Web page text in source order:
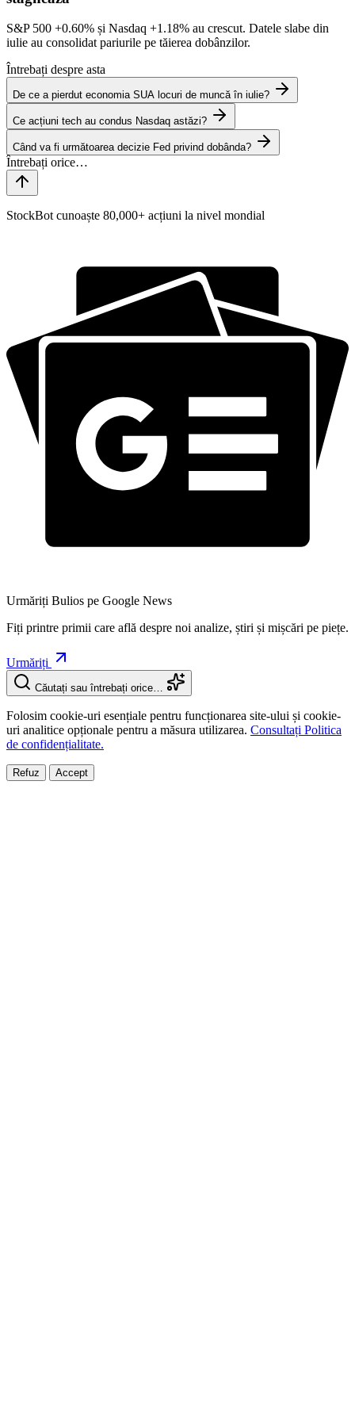
S&P 500 +0.60% și Nasdaq +1.18% au crescut. Datele slabe din
iulie au consolidat pariurile pe tăierea dobânzilor.
Întrebați despre asta
De ce a pierdut economia SUA locuri de muncă în iulie?
Ce acțiuni tech au condus Nasdaq astăzi?
Când va fi următoarea decizie Fed privind dobânda?
StockBot cunoaște 80,000+ acțiuni la nivel mondial
Urmăriți Bulios pe Google News
Fiți printre primii care află despre noi analize, știri și mișcări pe piețe.
Urmăriți
Căutați sau întrebați orice…
Folosim cookie-uri esențiale pentru funcționarea site-ului și cookie-
uri analitice opționale pentru a măsura utilizarea. Consultați Politica
de confidențialitate.
Refuz Accept